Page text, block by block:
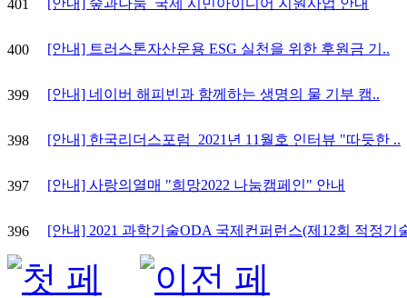
401
400 [안내] 트러스톤자산운용 ESG 실천을 위한 후원금 기..
399 [안내] 네이버 해피빈과 함께하는 생명의 물 기부 캠..
398 [안내] 한국리더스포럼_2021년 11월호 인터뷰 "따듯한 ..
397 [안내] 사랑의열매 "희망2022 나눔캠페인" 안내
396 [안내] 2021 과학기술ODA 국제컨퍼런스(제12회 적정기